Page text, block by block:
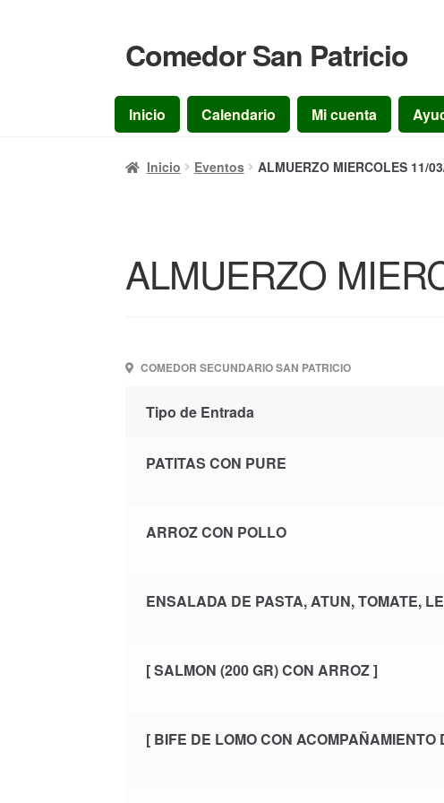
Ir
a
la
navegación
Ir
al
contenido
Comedor San Patricio
Inicio Calendario Mi cuenta
Inicio Eventos ALMUERZO MIERCOLES 11/
ALMUERZO
COMEDOR SECUNDARIO SAN PATRICIO
Tipo de Entrada
PATITAS CON PURE
ARROZ CON POLLO
ENSALADA DE PASTA, ATUN, TOMATE,
[ SALMON (200 GR) CON ARROZ ]
[ BIFE DE LOMO CON ACOMPAÑAMIENTO